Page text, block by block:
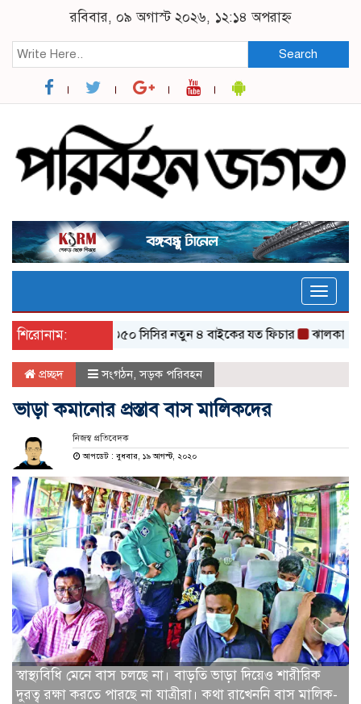
রবিবার, ০৯ অগাস্ট ২০২৬, ১২:১৪ অপরাহ্ন
Search
Toggle
শিরোনাম:
এনফিল্ডের ৩৫০ সিসির নতুন ৪ বাইকের যত ফিচার ঝালকাঠি থেকে
প্রচ্ছদ সংগঠন,সড়ক পরিবহন
ভাড়া কমানোর প্রস্তাব বাস মালিকদের
নিজস্ব প্রতিবেদক
আপডেট : বুধবার, ১৯ আগস্ট, ২০২০
স্বাস্থ্যবিধি মেনে বাস চলছে না। বাড়তি ভাড়া দিয়েও শারীরিক
দুরত্ব রক্ষা করতে পারছে না যাত্রীরা। কথা রাখেননি বাস মালিক-